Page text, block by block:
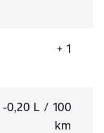
+ 1
-0,20 L / 100
km